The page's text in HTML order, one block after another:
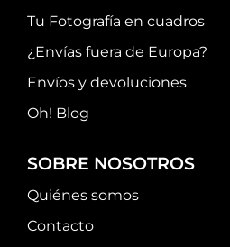
Tu Fotografía en cuadros
¿Envías fuera de Europa?
Envíos y devoluciones
Oh! Blog
SOBRE NOSOTROS
Quiénes somos
Contacto